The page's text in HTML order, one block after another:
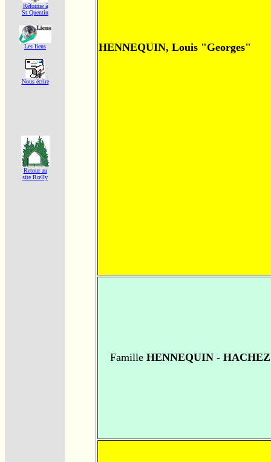
Réforme á
St Quentin
Les liens
Nous écrire
Retour au
site Rœlly
HENNEQUIN, Louis "Georges"
Famille HENNEQUIN - HACHEZ